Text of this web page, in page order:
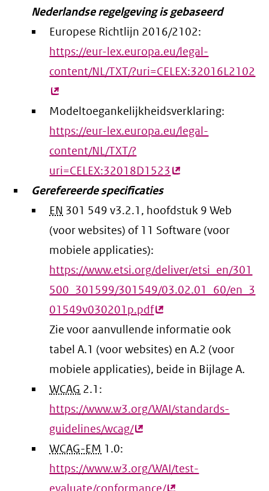
Nederlandse regelgeving is gebaseerd
Europese Richtlijn 2016/2102:
https://eur-lex.europa.eu/legal-
content/NL/TXT/?uri=CELEX:32016L2102
Modeltoegankelijkheidsverklaring:
https://eur-lex.europa.eu/legal-
content/NL/TXT/?
uri=CELEX:32018D1523 (externe
Gerefereerde specificaties
EN 301 549 v3.2.1, hoofdstuk 9 Web
(voor websites) of 11 Software (voor
mobiele applicaties):
https://www.etsi.org/deliver/etsi_en/301
500_301599/301549/03.02.01_60/en_3
01549v030201p.pdf(externe
link)
Zie voor aanvullende informatie ook
tabel A.1 (voor websites) en A.2 (voor
mobiele applicaties), beide in Bijlage A.
WCAG 2.1:
https://www.w3.org/WAI/standards-
guidelines/wcag/(externe
WCAG-EM 1.0:
https://www.w3.org/WAI/test-